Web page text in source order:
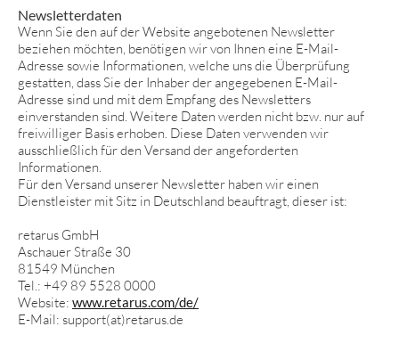
Newsletterdaten
Wenn Sie den auf der Website angebotenen Newsletter
beziehen möchten, benötigen wir von Ihnen eine E-Mail-
Adresse sowie Informationen, welche uns die Überprüfung
gestatten, dass Sie der Inhaber der angegebenen E-Mail-
Adresse sind und mit dem Empfang des Newsletters
einverstanden sind. Weitere Daten werden nicht bzw. nur auf
freiwilliger Basis erhoben. Diese Daten verwenden wir
ausschließlich für den Versand der angeforderten
Informationen.
Für den Versand unserer Newsletter haben wir einen
Dienstleister mit Sitz in Deutschland beauftragt, dieser ist:
retarus GmbH
Aschauer Straße 30
81549 München
Tel.: +49 89 5528 0000
Website: www.retarus.com/de/
E-Mail: support(at)retarus.de